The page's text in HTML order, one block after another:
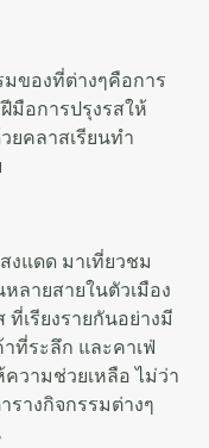
ของที่ต่างๆคือการ
มือการปรุงรสให้
ยคลาสเรียนทำ
งแดด มาเที่ยวชม
ลายสายในตัวเมือง
เรียงรายกันอย่างมี
ที่ระลึก และคาเฟ่
วามช่วยเหลือ ไม่ว่า
รางกิจกรรมต่างๆ